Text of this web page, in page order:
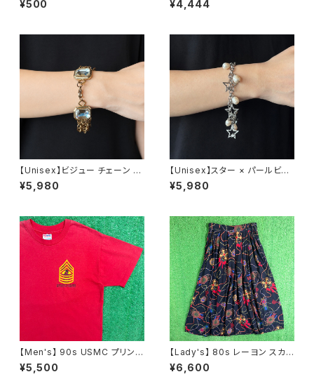
¥500 ¥4,444
【Unisex】ビジュー チェーン ブ
レスレット / 古着 アクセサリー
N0737
¥5,980
【Unisex】スター × パールビー
ズ チャーム チェーン ブレスレッ
ト / 古着 アクセサリー N1109
¥5,980
【Men's】 90s USMC プリント
Tシャツ / アメリカ製 USA製 9
0年代 ティーシャツ T-Shirt 古
¥5,500
【Lady's】 80s レーヨン スカ
ーフ柄 スカート / 80年代 古着
レディース 総柄 2266
¥6,600